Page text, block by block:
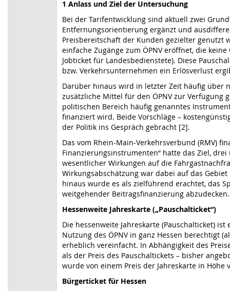
1 Anlass und Ziel der Untersuchung
Bei der Tarifentwicklung sind aktuell zwei
Entfernungsorientierung ergänzt und
Preisbereitschaft der Kunden gezielter genutzt
einfache Zugänge zum ÖPNV eröffnet, die
Jobticket für Landesbedienstete). Diese
bzw. Verkehrsunternehmen ein Erlösverlust
Darüber hinaus wird in letzter Zeit häufig über
zusätzliche Mittel für den ÖPNV zur Verfügung
politischen Bereich häufig genanntes
finanziert wird. Beide Vorschläge –
der Politik ins Gespräch gebracht [2].
Das vom Rhein-Main-Verkehrsverbund (RMV)
Finanzierungsinstrumenten“ hatte das Ziel,
wesentlicher Wirkungen auf die
Wirkungsabschätzung war dabei auf das
hinaus wurde es als zielführend erachtet, das
weitgehender Beitragsfinanzierung
Hessenweite Jahreskarte („Pauschalticket“)
Die hessenweite Jahreskarte (Pauschalticket)
Nutzung des ÖPNV in ganz Hessen berechtigt
erheblich vereinfacht. In Abhängigkeit des
als der Preis des Pauschaltickets – bisher
wurde von einem Preis der Jahreskarte in Höhe
Bürgerticket für Hessen